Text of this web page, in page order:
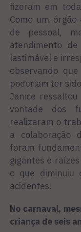
fizeram em
Como um
de pessoal,
atendimento de
lastimável e
observando
poderiam ter
Janice
vontade dos
realizaram o
a colaboração
foram
gigantes e
o que diminuiu
acidentes.
No carnaval,
criança de seis